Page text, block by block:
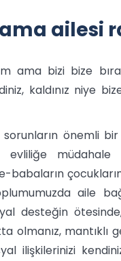
ailesi
ama bizi bize
kaldınız niye
sorunların önemli
müdahale
babaların
aile
desteğin
olmanız, mantıklı
ilişkilerinizi